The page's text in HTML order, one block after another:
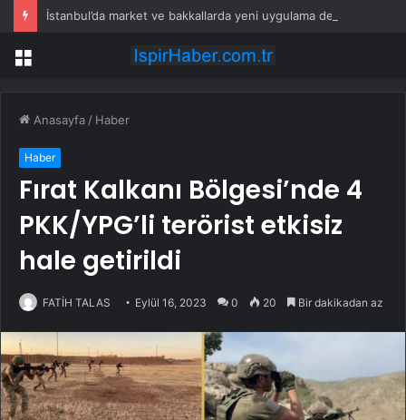
Menü
Anasayfa / Haber
Haber
Fırat Kalkanı Bölgesi’nde 4
PKK/YPG’li terörist etkisiz
hale getirildi
FATİH TALAS Eylül 16, 2023 0 20 Bir dakikadan az